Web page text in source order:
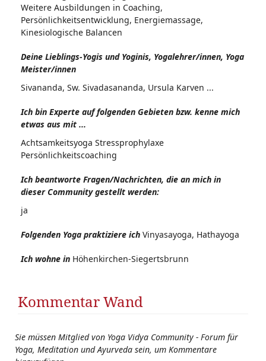
Weitere Ausbildungen in Coaching,
Persönlichkeitsentwicklung, Energiemassage,
Kinesiologische Balancen
Deine Lieblings-Yogis und Yoginis, Yogalehrer/innen, Yoga
Meister/innen
Sivananda, Sw. Sivadasananda, Ursula Karven ...
Ich bin Experte auf folgenden Gebieten bzw. kenne mich
etwas aus mit ...
Achtsamkeitsyoga Stressprophylaxe
Persönlichkeitscoaching
Ich beantworte Fragen/Nachrichten, die an mich in
dieser Community gestellt werden:
ja
Folgenden Yoga praktiziere ich Vinyasayoga, Hathayoga
Ich wohne in Höhenkirchen-Siegertsbrunn
Kommentar Wand
Sie müssen Mitglied von Yoga Vidya Community - Forum für
Yoga, Meditation und Ayurveda sein, um Kommentare